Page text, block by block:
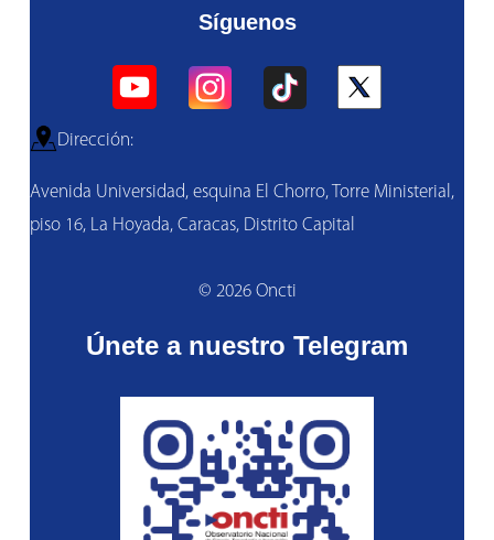
Síguenos
Dirección:
Avenida Universidad, esquina El Chorro, Torre Ministerial,
piso 16, La Hoyada, Caracas, Distrito Capital
© 2026 Oncti
Únete a nuestro Telegram